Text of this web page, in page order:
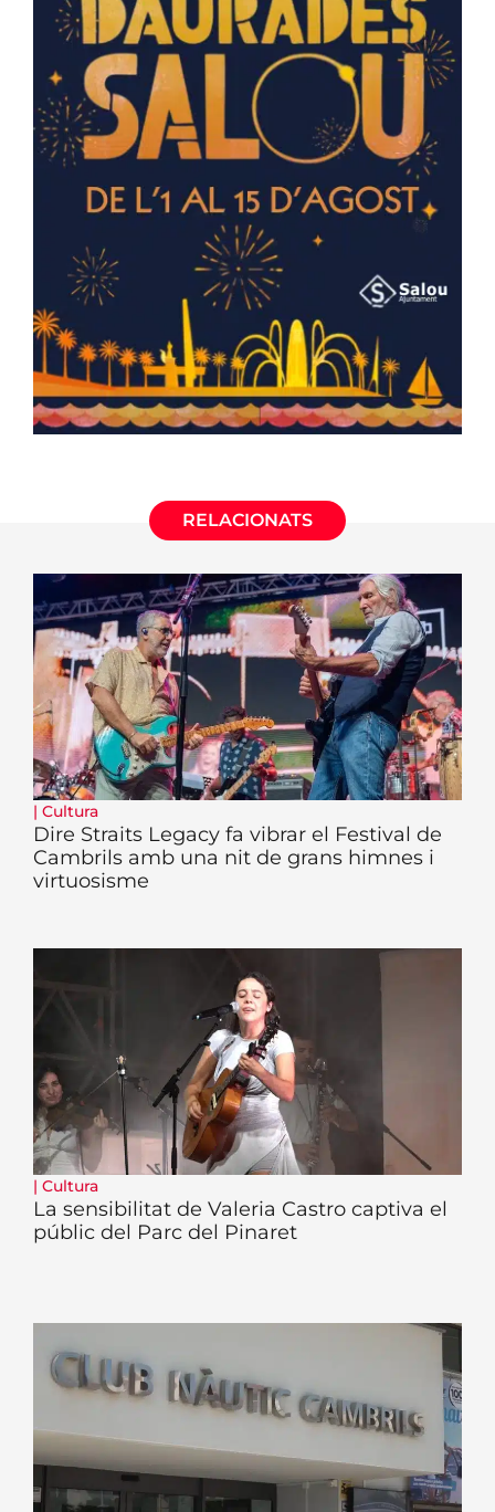
RELACIONATS
| Cultura
Dire Straits Legacy fa vibrar el Festival de
Cambrils amb una nit de grans himnes i
virtuosisme
| Cultura
La sensibilitat de Valeria Castro captiva el
públic del Parc del Pinaret